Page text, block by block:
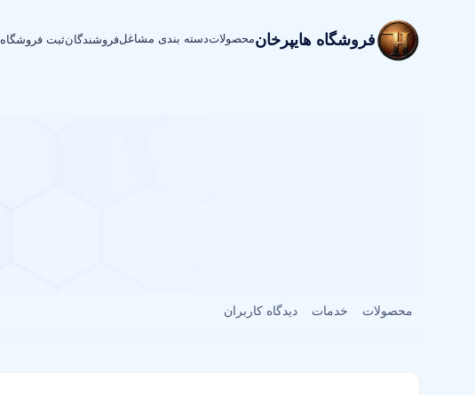
فروشگاه هایپرخانمحصولاتدسته بندی مشاغلفروشندگانثبت فروشگاه
محصولات خدمات دیدگاه کاربران